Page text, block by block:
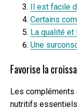
Il est facile
Certains
La qualité
Une
Favorise la
Les compléments
nutritifs